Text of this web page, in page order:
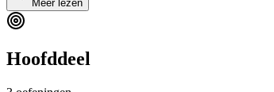
Meer lezen
Hoofddeel